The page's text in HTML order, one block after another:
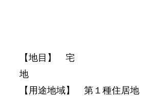
【地目】　宅
地
【用途地域】　第１種住居地